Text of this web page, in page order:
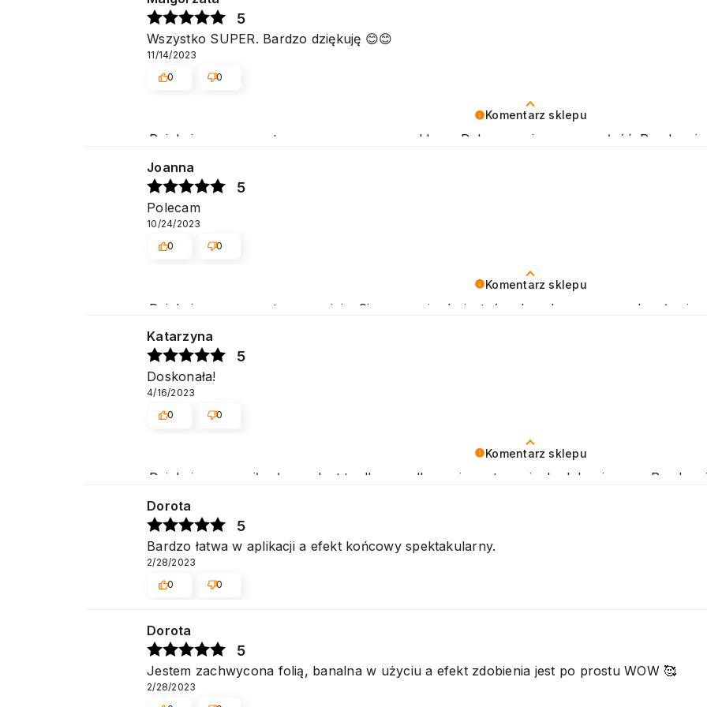
Komentarz sklepu
Dziękujemy za pozytywną ocenę naszego sklepu. Polecamy się na przyszłość.
5
Wszystko SUPER. Bardzo dziękuję 😊😊
11/14/2023
0
0
Komentarz sklepu
Dziękujemy za pozytywną opinię. Cieszymy się, że jesteś zadowolony z naszych usług i
Joanna
5
Polecam
10/24/2023
0
0
Komentarz sklepu
Dziękujemy za miłe słowa. Jest to dla nas olbrzymia motywacja do dalszej pracy.
Katarzyna
5
Doskonała!
4/16/2023
0
0
Dorota
5
Bardzo łatwa w aplikacji a efekt końcowy spektakularny.
2/28/2023
0
0
Dorota
5
Jestem zachwycona folią, banalna w użyciu a efekt zdobienia jest po prostu WOW 🥰
2/28/2023